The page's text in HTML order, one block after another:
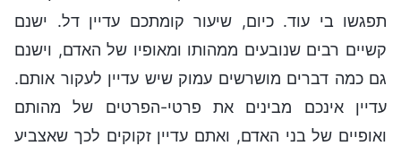
תפגשו בי עוד. כיום, שיעור קומתכם עדיין דל. ישנם
קשיים רבים שנובעים ממהותו ומאופיו של האדם, וישנם
גם כמה דברים מושרשים עמוק שיש עדיין לעקור אותם.
עדיין אינכם מבינים את פרטי-הפרטים של מהותם
ואופיים של בני האדם, ואתם עדיין זקוקים לכך שאצביע